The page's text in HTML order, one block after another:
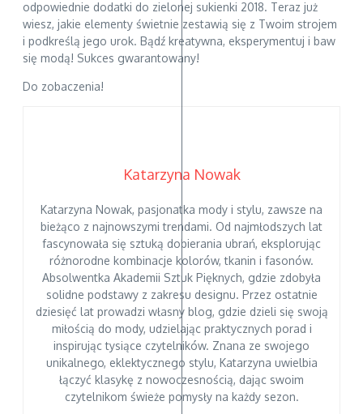
odpowiednie dodatki do zielonej sukienki 2018. Teraz już
wiesz, jakie elementy świetnie zestawią się z Twoim strojem
i podkreślą jego urok. Bądź kreatywna, eksperymentuj i baw
się modą! Sukces gwarantowany!
Do zobaczenia!
Katarzyna Nowak
Katarzyna Nowak, pasjonatka mody i stylu, zawsze na
bieżąco z najnowszymi trendami. Od najmłodszych lat
fascynowała się sztuką dobierania ubrań, eksplorując
różnorodne kombinacje kolorów, tkanin i fasonów.
Absolwentka Akademii Sztuk Pięknych, gdzie zdobyła
solidne podstawy z zakresu designu. Przez ostatnie
dziesięć lat prowadzi własny blog, gdzie dzieli się swoją
miłością do mody, udzielając praktycznych porad i
inspirując tysiące czytelników. Znana ze swojego
unikalnego, eklektycznego stylu, Katarzyna uwielbia
łączyć klasykę z nowoczesnością, dając swoim
czytelnikom świeże pomysły na każdy sezon.